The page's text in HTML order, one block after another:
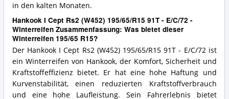
in den kalten Monaten.
Hankook I Cept Rs2 (W452) 195/65/R15 91T - E/C/72 -
Winterreifen Zusammenfassung: Was bietet dieser
Winterreifen 195/65 R15?
Der Hankook I Cept Rs2 (W452) 195/65/R15 91T - E/C/72 ist
ein Winterreifen von Hankook, der Komfort, Sicherheit und
Kraftstoffeffizienz bietet. Er hat eine hohe Haftung und
Kurvenstabilität, einen reduzierten Kraftstoffverbrauch
und eine hohe Laufleistung. Sein Fahrerlebnis bietet